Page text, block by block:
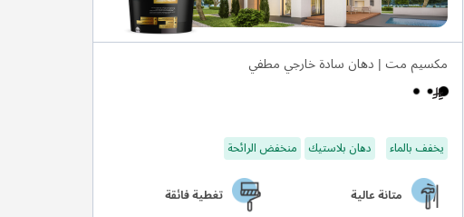
مكسيم مت | دهان سادة خارجي مطفي
يخفف بالماء دهان بلاستيك منخفض الرائحة
متانة عالية تغطية فائقة